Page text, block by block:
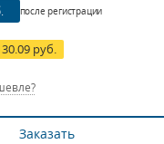
после регистрации
руб.
Заказать